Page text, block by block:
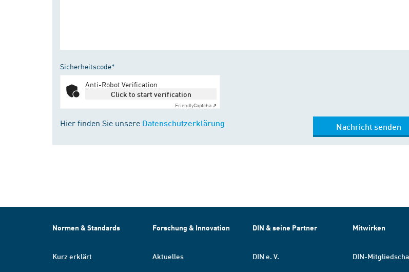
Sicherheitscode*
Anti-Robot Verification
Click to start verification
FriendlyCaptcha ⇗
Hier finden Sie unsere Datenschutzerklärung Nachricht senden
Normen & Standards
Kurz erklärt
Forschung & Innovation
Aktuelles
DIN & seine Partner
DIN e. V.
Mitwirken
DIN-